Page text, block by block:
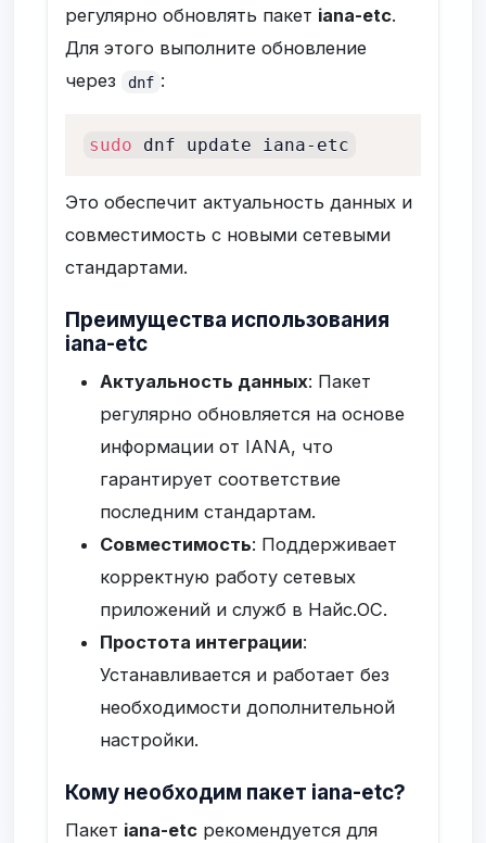
регулярно обновлять пакет iana-etc.
Для этого выполните обновление
через
dnf :
sudo dnf update iana-etc
Это обеспечит актуальность данных и
совместимость с новыми сетевыми
стандартами.
Преимущества использования
iana-etc
Актуальность данных: Пакет
регулярно обновляется на основе
информации от IANA, что
гарантирует соответствие
последним стандартам.
Совместимость: Поддерживает
корректную работу сетевых
приложений и служб в Найс.ОС.
Простота интеграции:
Устанавливается и работает без
необходимости дополнительной
настройки.
Кому необходим пакет iana-etc?
Пакет iana-etc рекомендуется для